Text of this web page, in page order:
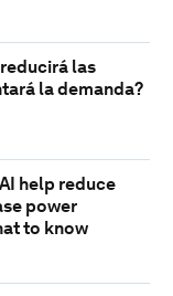
reducirá las
la demanda?
help reduce
power
to know